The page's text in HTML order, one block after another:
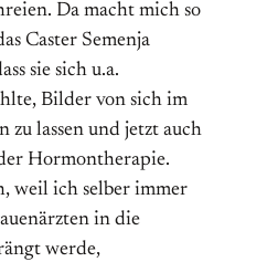
Da macht mich so
Caster Semenja
sie sich u.a.
Bilder von sich im
zu lassen und jetzt auch
Hormontherapie.
weil ich selber immer
in die
werde,